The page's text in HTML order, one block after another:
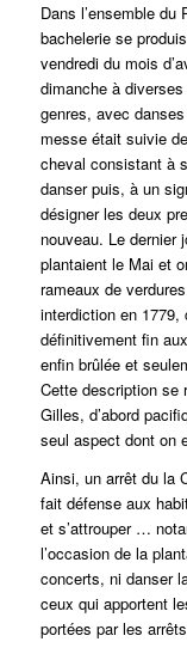
Dans l’ensemble
bachelerie se
vendredi du mois
dimanche à
genres, avec
messe était suivie
cheval consistant à
danser puis, à un
désigner les deux
nouveau. Le dernier
plantaient le Mai et
rameaux de
interdiction en 1779,
définitivement fin
enfin brûlée et
Cette description se
Gilles, d’abord
seul aspect dont on
Ainsi, un arrêt du la
fait défense aux
et s’attrouper …
l’occasion de la
concerts, ni danser
ceux qui apportent
portées par les